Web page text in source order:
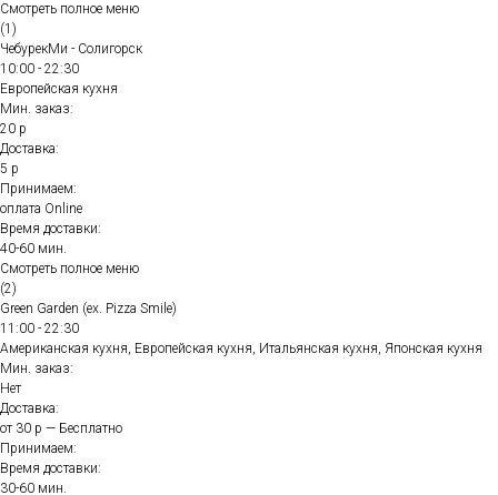
Смотреть полное меню
(1)
ЧебурекМи - Солигорск
10:00 - 22:30
Европейская кухня
Мин. заказ:
20 р
Доставка:
5 р
Принимаем:
оплата Online
Время доставки:
40-60 мин.
Смотреть полное меню
(2)
Green Garden (ex. Pizza Smile)
11:00 - 22:30
Американская кухня, Европейская кухня, Итальянская кухня, Японская кухня
Мин. заказ:
Нет
Доставка:
от 30 р — Бесплатно
Принимаем:
Время доставки:
30-60 мин.